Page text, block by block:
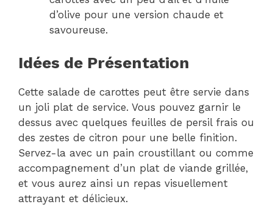
d’olive pour une version chaude et
savoureuse.
Idées de Présentation
Cette salade de carottes peut être servie dans
un joli plat de service. Vous pouvez garnir le
dessus avec quelques feuilles de persil frais ou
des zestes de citron pour une belle finition.
Servez-la avec un pain croustillant ou comme
accompagnement d’un plat de viande grillée,
et vous aurez ainsi un repas visuellement
attrayant et délicieux.